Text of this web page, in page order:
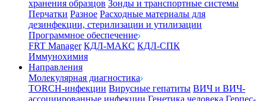
хранения образцов Зонды и транспортные системы
Перчатки Разное Расходные материалы для
дезинфекции, стерилизации и утилизации
Программное обеспечение
FRT Manager КДЛ-МАКС КДЛ-СПК
Иммунохимия
Направления
Молекулярная диагностика
TORCH-инфекции Вирусные гепатиты ВИЧ и ВИЧ-
ассоциированные инфекции Генетика человека Герпес-